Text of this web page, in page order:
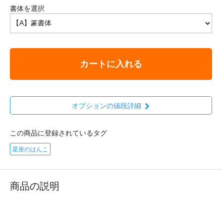
書体を選択
カートに入れる
オプションの値段詳細
この商品に登録されているタグ
星座のはんこ
商品の説明